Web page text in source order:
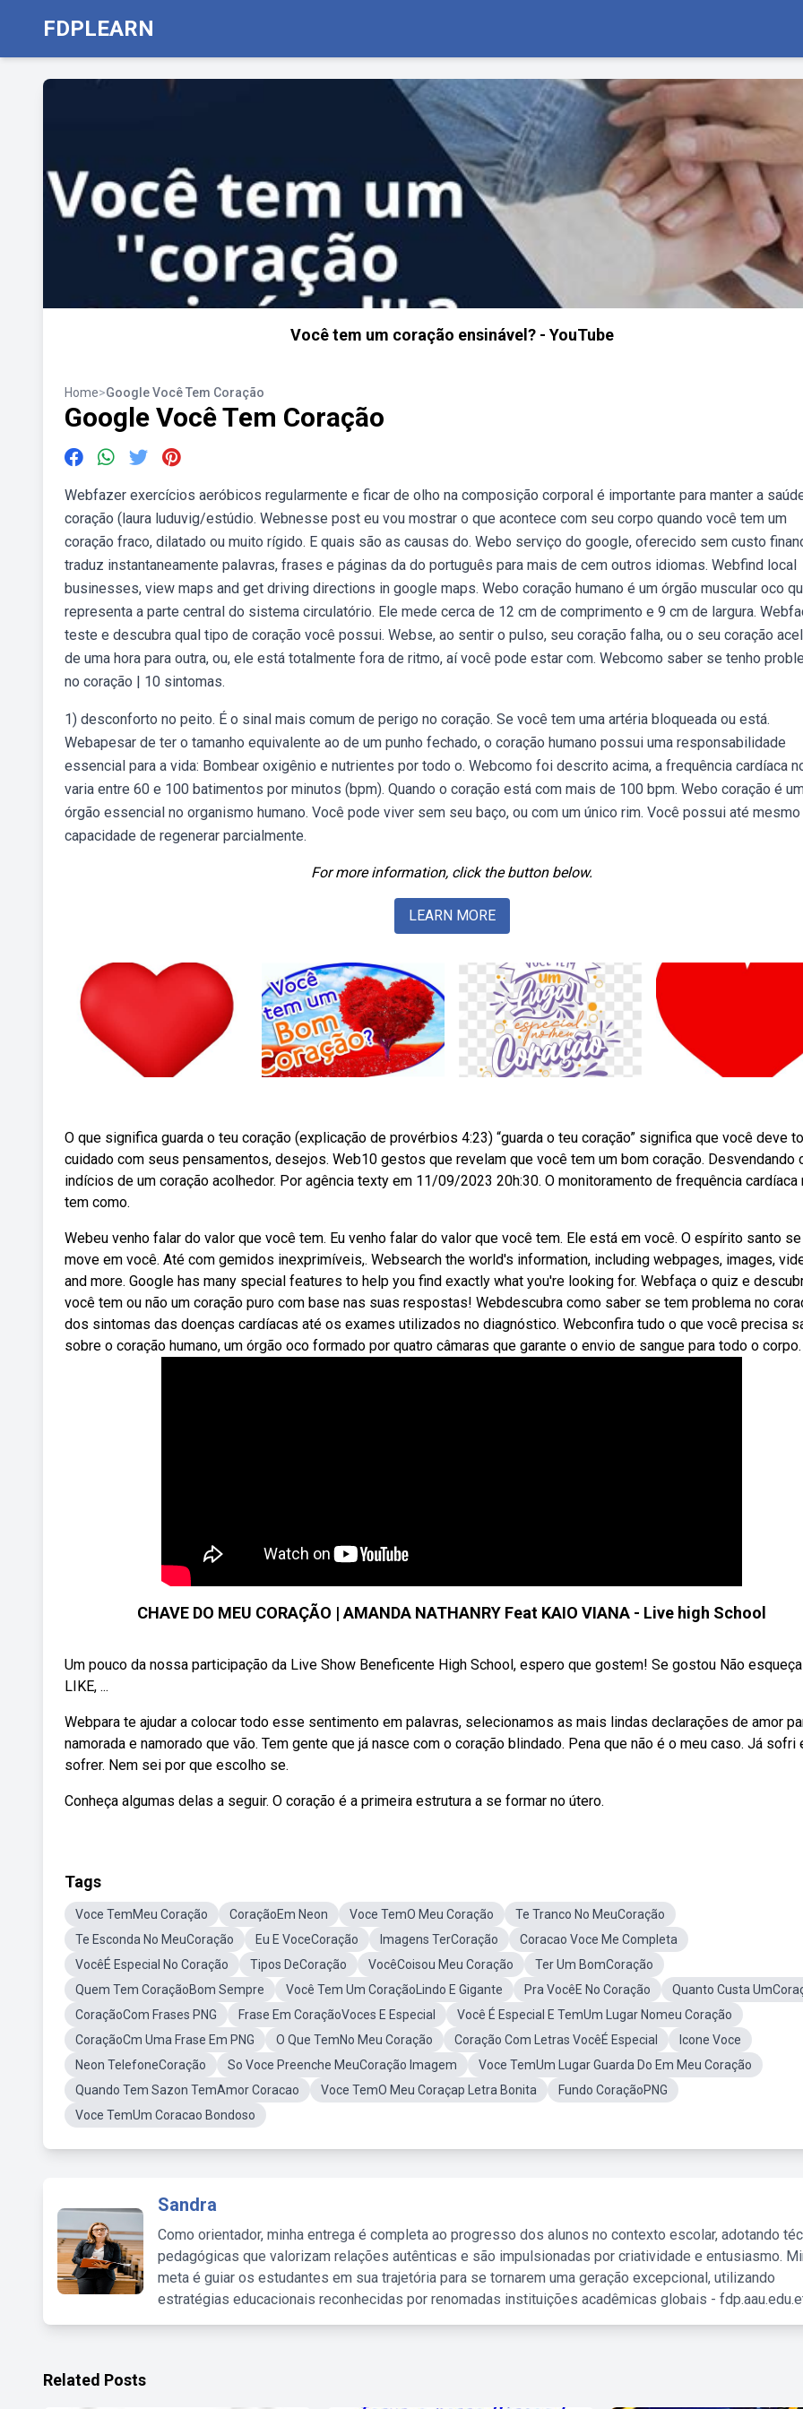
FDPLEARN
Você tem um coração ensinável? - YouTube
Home>Google Você Tem Coração
Google Você Tem Coração
Webfazer exercícios aeróbicos regularmente e ficar de olho na composição corporal é importante para manter a
coração (laura luduvig/estúdio. Webnesse post eu vou mostrar o que acontece com seu corpo quando você tem um
coração fraco, dilatado ou muito rígido. E quais são as causas do. Webo serviço do google, oferecido sem custo
traduz instantaneamente palavras, frases e páginas da do português para mais de cem outros idiomas. Webfind local
businesses, view maps and get driving directions in google maps. Webo coração humano é um órgão muscular oco
representa a parte central do sistema circulatório. Ele mede cerca de 12 cm de comprimento e 9 cm de largura.
teste e descubra qual tipo de coração você possui. Webse, ao sentir o pulso, seu coração falha, ou o seu coração
de uma hora para outra, ou, ele está totalmente fora de ritmo, aí você pode estar com. Webcomo saber se tenho
no coração | 10 sintomas.
1) desconforto no peito. É o sinal mais comum de perigo no coração. Se você tem uma artéria bloqueada ou está.
Webapesar de ter o tamanho equivalente ao de um punho fechado, o coração humano possui uma responsabilidade
essencial para a vida: Bombear oxigênio e nutrientes por todo o. Webcomo foi descrito acima, a frequência cardíaca
varia entre 60 e 100 batimentos por minutos (bpm). Quando o coração está com mais de 100 bpm. Webo coração é
órgão essencial no organismo humano. Você pode viver sem seu baço, ou com um único rim. Você possui até mesmo
capacidade de regenerar parcialmente.
For more information, click the button below.
LEARN MORE
O que significa guarda o teu coração (explicação de provérbios 4:23) “guarda o teu coração” significa que você deve
cuidado com seus pensamentos, desejos. Web10 gestos que revelam que você tem um bom coração. Desvendando
indícios de um coração acolhedor. Por agência texty em 11/09/2023 20h:30. O monitoramento de frequência cardíaca
tem como.
Webeu venho falar do valor que você tem. Eu venho falar do valor que você tem. Ele está em você. O espírito santo se
move em você. Até com gemidos inexprimíveis,. Websearch the world's information, including webpages, images,
and more. Google has many special features to help you find exactly what you're looking for. Webfaça o quiz e
você tem ou não um coração puro com base nas suas respostas! Webdescubra como saber se tem problema no
dos sintomas das doenças cardíacas até os exames utilizados no diagnóstico. Webconfira tudo o que você precisa
sobre o coração humano, um órgão oco formado por quatro câmaras que garante o envio de sangue para todo o corpo.
CHAVE DO MEU CORAÇÃO | AMANDA NATHANRY Feat KAIO VIANA - Live high School
Um pouco da nossa participação da Live Show Beneficente High School, espero que gostem! Se gostou Não
LIKE, ...
Webpara te ajudar a colocar todo esse sentimento em palavras, selecionamos as mais lindas declarações de amor
namorada e namorado que vão. Tem gente que já nasce com o coração blindado. Pena que não é o meu caso. Já sofri
sofrer. Nem sei por que escolho se.
Conheça algumas delas a seguir. O coração é a primeira estrutura a se formar no útero.
Tags
Voce TemMeu Coração CoraçãoEm Neon Voce TemO Meu Coração
Te Tranco No MeuCoração
Te Esconda No MeuCoração
Eu E VoceCoração Imagens TerCoração
Coracao Voce Me Completa
VocêÉ Especial No Coração
Tipos DeCoração VocêCoisou Meu Coração
Ter Um BomCoração
Quem Tem CoraçãoBom Sempre
Você Tem Um CoraçãoLindo E Gigante Pra VocêE No Coração
Quanto Custa
CoraçãoCom Frases PNG
Frase Em CoraçãoVoces E Especial
Você É Especial E TemUm Lugar Nomeu Coração
CoraçãoCm Uma Frase Em PNG
O Que TemNo Meu Coração Coração Com Letras VocêÉ Especial
Icone Voce
Neon TelefoneCoração
So Voce Preenche MeuCoração Imagem
Voce TemUm Lugar Guarda Do Em Meu Coração
Quando Tem Sazon TemAmor Coracao
Voce TemO Meu Coraçap Letra Bonita
Fundo CoraçãoPNG
Voce TemUm Coracao Bondoso
Sandra
Como orientador, minha entrega é completa ao progresso dos alunos no contexto escolar, adotando
pedagógicas que valorizam relações autênticas e são impulsionadas por criatividade e entusiasmo.
meta é guiar os estudantes em sua trajetória para se tornarem uma geração excepcional, utilizando
estratégias educacionais reconhecidas por renomadas instituições acadêmicas globais -
Related Posts